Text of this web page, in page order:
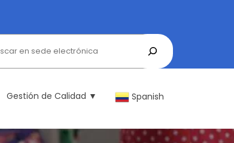
Gestión de Calidad ▼ Spanish